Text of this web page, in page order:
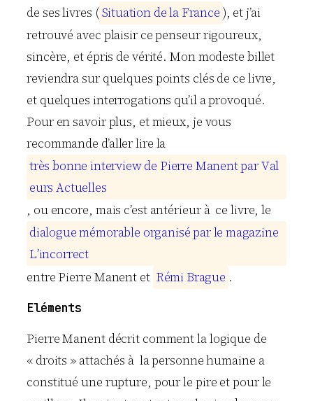
de ses livres (Situation dela France ), et j’ai
retrouvé avec plaisir ce penseur rigoureux,
sincère, et épris de vérité. Mon modeste billet
reviendra sur quelques points clés de ce livre,
et quelques interrogations qu’il a provoqué.
Pour en savoir plus, et mieux, je vous
recommande d’aller lire la
très bonne interviewde Pierre ManentparVal
eurs Actuelles
, ou encore, mais c’est antérieur à ce livre, le
dialoguemémorable organiséparle magazine
L’incorrect
entre Pierre Manent et Rémi Brague .
Eléments
Pierre Manent décrit comment la logique de
« droits » attachés à la personne humaine a
constitué une rupture, pour le pire et pour le